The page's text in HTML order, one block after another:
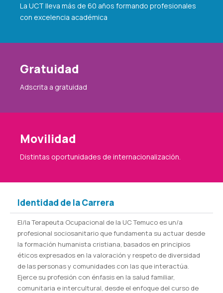
La UCT lleva más de 60 años formando profesionales
con excelencia académica
Gratuidad
Adscrita a gratuidad
Movilidad
Distintas oportunidades de internacionalización.
Identidad de la Carrera
El/la Terapeuta Ocupacional de la UC Temuco es un/a
profesional sociosanitario que fundamenta su actuar desde
la formación humanista cristiana, basados en principios
éticos expresados en la valoración y respeto de diversidad
de las personas y comunidades con las que interactúa.
Ejerce su profesión con énfasis en la salud familiar,
comunitaria e intercultural, desde el enfoque del curso de